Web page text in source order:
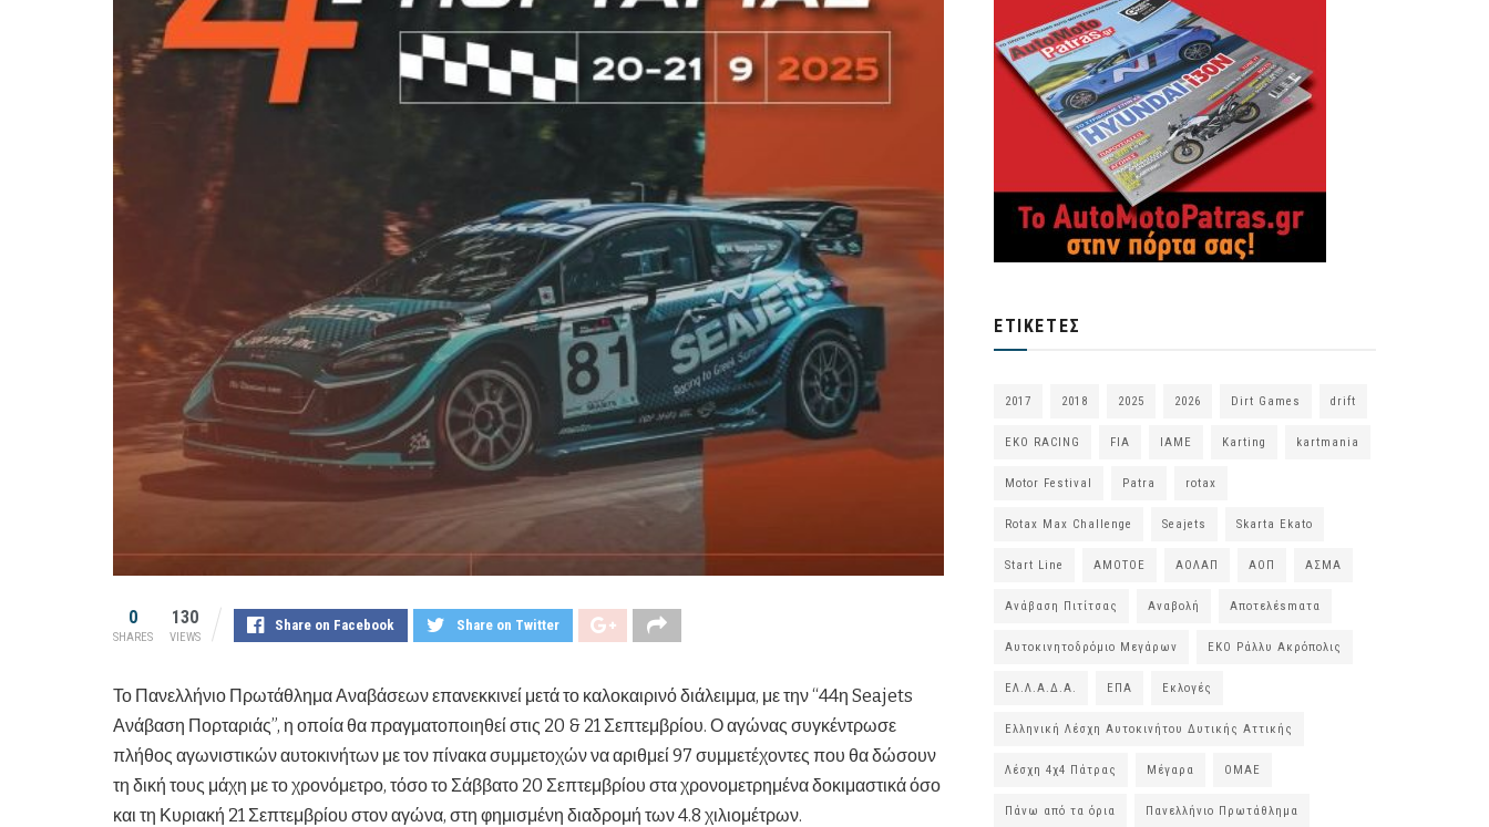
0
SHARES
130
VIEWS
Share on Facebook Share on Twitter
Το Πανελλήνιο Πρωτάθλημα Αναβάσεων επανεκκινεί μετά το καλοκαιρινό διάλειμμα, με την “44η Seajets
Ανάβαση Πορταριάς”, η οποία θα πραγματοποιηθεί στις 20 & 21 Σεπτεμβρίου. Ο αγώνας συγκέντρωσε
πλήθος αγωνιστικών αυτοκινήτων με τον πίνακα συμμετοχών να αριθμεί 97 συμμετέχοντες που θα δώσουν
τη δική τους μάχη με το χρονόμετρο, τόσο το Σάββατο 20 Σεπτεμβρίου στα χρονομετρημένα δοκιμαστικά όσο
και τη Κυριακή 21 Σεπτεμβρίου στον αγώνα, στη φημισμένη διαδρομή των 4.8 χιλιομέτρων.
ΕΤΙΚΈΤΕΣ
2017 2018 2025 2026 Dirt Games drift
EKO RACING FIA IAME Karting kartmania
Motor Festival Patra rotax
Rotax Max Challenge Seajets Skarta Ekato
Start Line ΑΜΟΤΟΕ ΑΟΛΑΠ ΑΟΠ ΑΣΜΑ
Ανάβαση Πιτίτσας Αναβολή Αποτελέsmατα
Αυτοκινητοδρόμιο Μεγάρων ΕΚΟ Ράλλυ Ακρόπολις
ΕΛ.Λ.Α.Δ.Α. ΕΠΑ Εκλογές
Ελληνική Λέσχη Αυτοκινήτου Δυτικής Αττικής
Λέσχη 4χ4 Πάτρας Μέγαρα ΟΜΑΕ
Πάνω από τα όρια Πανελλήνιο Πρωτάθλημα